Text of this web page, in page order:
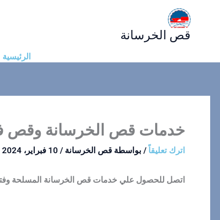
قص الخرسانة
الرئيسية
خدمات قص الخرسانة وقص
اترك تعليقاً / بواسطة قص الخرسانة / 10 فبراير، 2024
اتصل للحصول علي خدمات قص الخرسانة المسلحة وفتحات